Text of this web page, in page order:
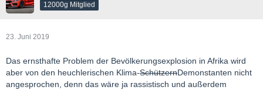
12000g Mitglied
23. Juni 2019
Das ernsthafte Problem der Bevölkerungsexplosion in Afrika wird
aber von den heuchlerischen Klima-SchützernDemonstanten nicht
angesprochen, denn das wäre ja rassistisch und außerdem